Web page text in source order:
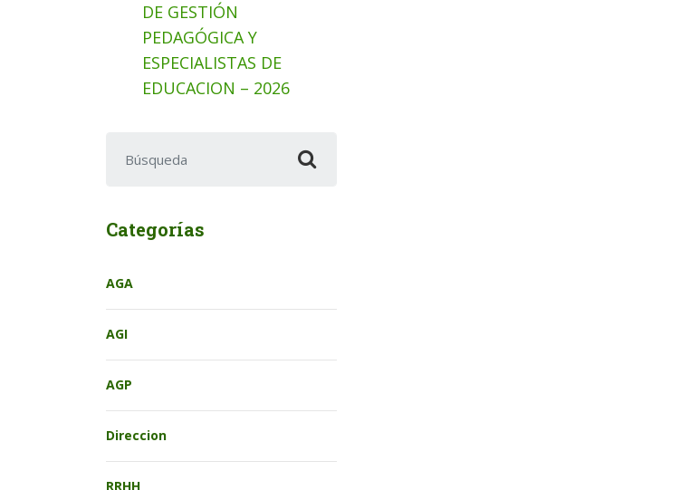
DE GESTIÓN
PEDAGÓGICA Y
ESPECIALISTAS DE
EDUCACION – 2026
Categorías
AGA
AGI
AGP
Direccion
RRHH